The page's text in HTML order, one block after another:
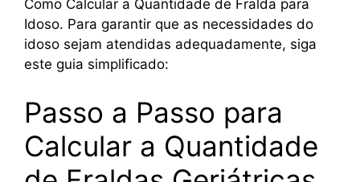
Como Calcular a Quantidade de Fralda para
Idoso. Para garantir que as necessidades do
idoso sejam atendidas adequadamente, siga
este guia simplificado:
Passo a Passo para
Calcular a Quantidade